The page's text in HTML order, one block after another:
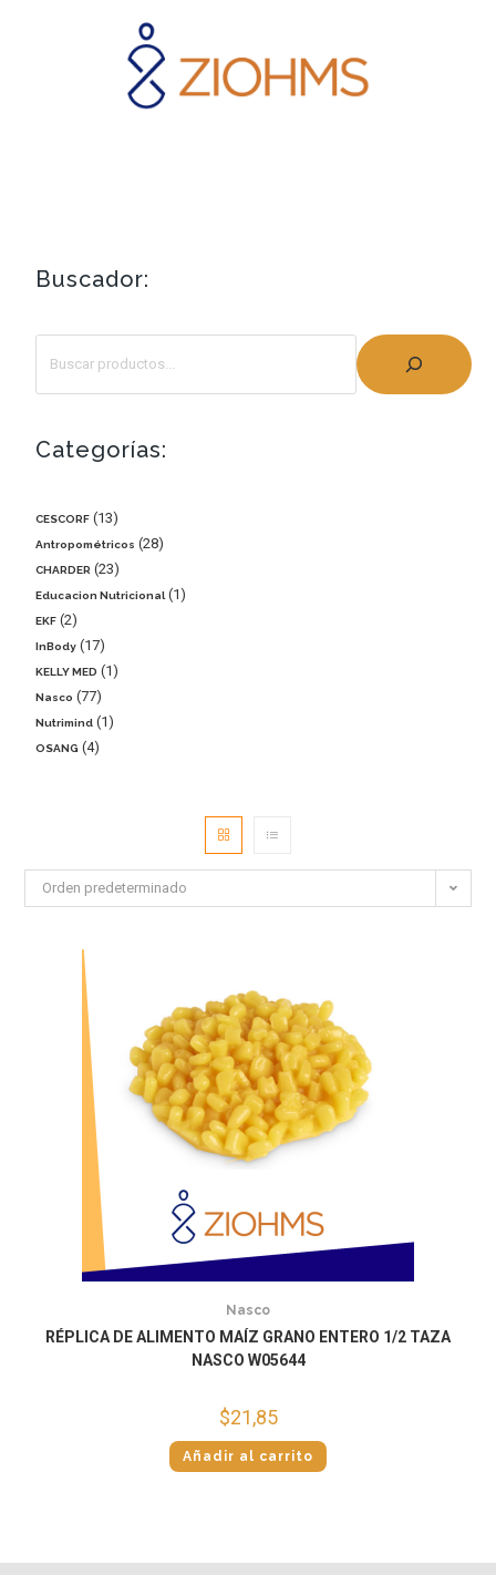
Buscador:
Categorías:
CESCORF 13
Antropométricos 28
CHARDER 23
Educacion Nutricional 1
EKF 2
InBody 17
KELLY MED 1
Nasco 77
Nutrimind 1
OSANG 4
Orden predeterminado
Nasco
RÉPLICA DE ALIMENTO MAÍZ GRANO ENTERO 1/2 TAZA
NASCO W05644
$21,85
Añadir al carrito